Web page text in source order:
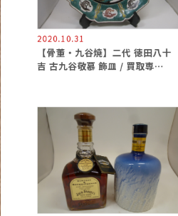
2020.10.31
【骨董・九谷焼】二代 徳田八十
吉 古九谷敬慕 飾皿 / 買取専門